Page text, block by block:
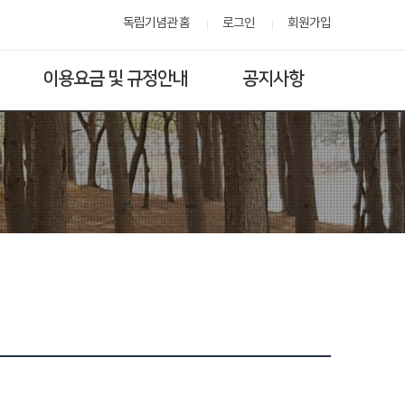
독립기념관 홈 로그인 회원가입
이용요금 및 규정안내 공지사항